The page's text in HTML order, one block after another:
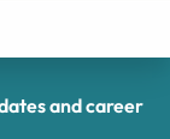
and career